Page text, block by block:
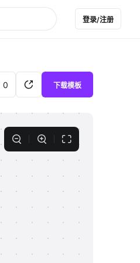
登录/注册
0 下载模板